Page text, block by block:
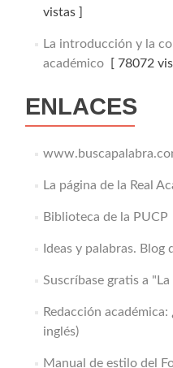
vistas ]
La introducción y la
académico[ 78072
ENLACES
La página de la Real
Biblioteca de la PUCP
Ideas y palabras. Blog
Suscríbase gratis a
Redacción académica:
inglés)
Manual de estilo del